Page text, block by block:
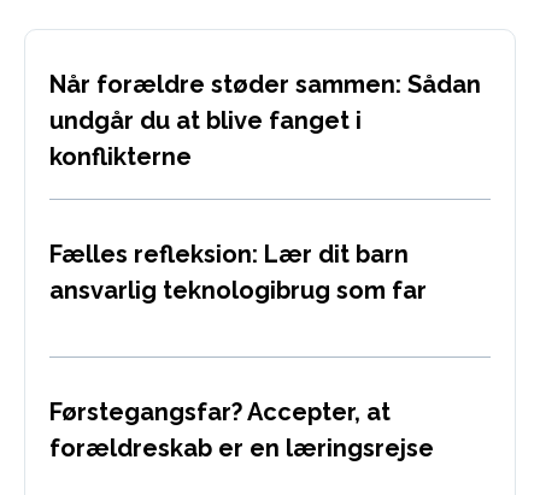
Når forældre støder sammen: Sådan
undgår du at blive fanget i
konflikterne
Fælles refleksion: Lær dit barn
ansvarlig teknologibrug som far
Førstegangsfar? Accepter, at
forældreskab er en læringsrejse